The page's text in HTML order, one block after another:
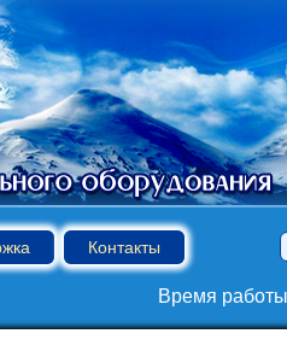
Контакты
Время